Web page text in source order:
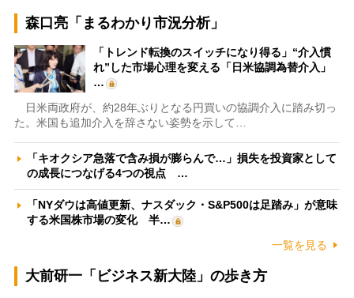
森口亮「まるわかり市況分析」
「トレンド転換のスイッチになり得る」“介入慣
れ”した市場心理を変える「日米協調為替介入」
…
日米両政府が、約28年ぶりとなる円買いの協調介入に踏み切っ
た。米国も追加介入を辞さない姿勢を示して…
「キオクシア急落で含み損が膨らんで…」損失を投資家として
の成長につなげる4つの視点 …
「NYダウは高値更新、ナスダック・S&P500は足踏み」が意味
する米国株市場の変化 半…
一覧を見る
大前研一「ビジネス新大陸」の歩き方